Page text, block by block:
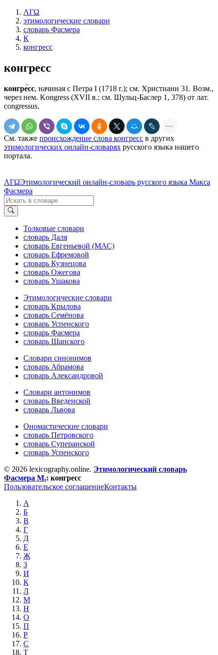
ΛΓΩ
этимологические словари
словарь Фасмера
К
конгресс
конгресс
конгре́сс, начиная с Петра I (1718 г.); см. Христиани 31. Возм.,
через нем. Kongress (XVII в.; см. Шульц-Баслер 1, 378) от лат.
congressus.
См. также происхождение слова конгресс в других
этимологических онлайн-словарях русского языка нашего
портала.
ΛΓΩЭтимологический онлайн-словарь русского языка Макса
Фасмера
Толковые словари
словарь Даля
словарь Евгеньевой (МАС)
словарь Ефремовой
словарь Кузнецова
словарь Ожегова
словарь Ушакова
Этимологические словари
словарь Крылова
словарь Семёнова
словарь Успенского
словарь Фасмера
словарь Шанского
Словари синонимов
словарь Абрамова
словарь Александровой
Словари антонимов
словарь Введенской
словарь Львова
Ономастические словари
словарь Петровского
словарь Суперанской
словарь Успенского
© 2026 lexicography.online. Этимологический словарь
Фасмера М.: конгресс
Пользовательское соглашениеКонтакты
А
Б
В
Г
Д
Е
Ж
З
И
К
Л
М
Н
О
П
Р
С
Т